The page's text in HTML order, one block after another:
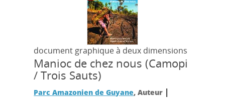
document graphique à deux dimensions
Manioc de chez nous (Camopi
/ Trois Sauts)
Parc Amazonien de Guyane, Auteur |